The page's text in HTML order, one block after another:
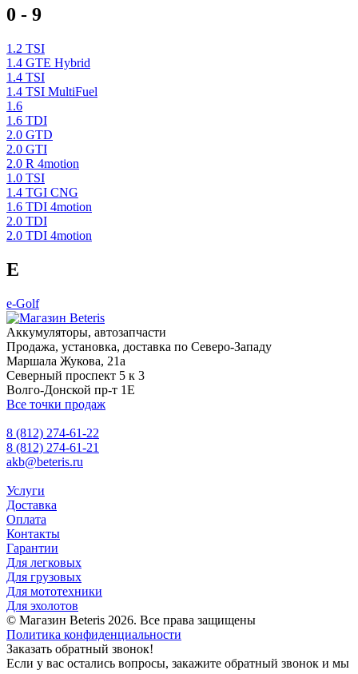
0 - 9
1.2 TSI
1.4 GTE Hybrid
1.4 TSI
1.4 TSI MultiFuel
1.6
1.6 TDI
2.0 GTD
2.0 GTI
2.0 R 4motion
1.0 TSI
1.4 TGI CNG
1.6 TDI 4motion
2.0 TDI
2.0 TDI 4motion
E
e-Golf
Аккумуляторы, автозапчасти
Продажа, установка, доставка по Северо-Западу
Маршала Жукова, 21а
Северный проспект 5 к 3
Волго-Донской пр-т 1Е
Все точки продаж
8 (812) 274-61-22
8 (812) 274-61-21
akb@beteris.ru
Услуги
Доставка
Оплата
Контакты
Гарантии
Для легковых
Для грузовых
Для мототехники
Для эхолотов
© Магазин Beteris 2026. Все права защищены
Политика конфиденциальности
Заказать обратный звонок!
Если у вас остались вопросы, закажите обратный звонок и мы